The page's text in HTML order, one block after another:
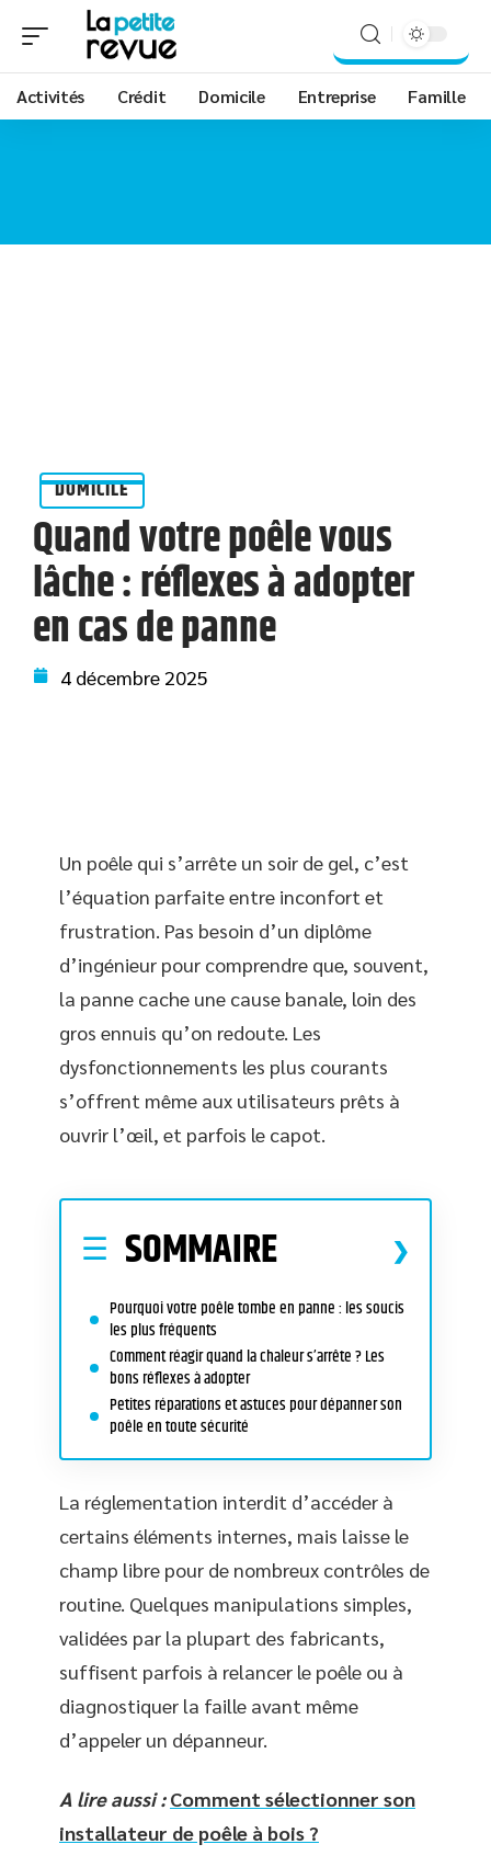
Activités Crédit Domicile Entreprise Famille
DOMICILE
Quand votre poêle vous
lâche : réflexes à adopter
en cas de panne
4 décembre 2025
Un poêle qui s’arrête un soir de gel, c’est
l’équation parfaite entre inconfort et
frustration. Pas besoin d’un diplôme
d’ingénieur pour comprendre que, souvent,
la panne cache une cause banale, loin des
gros ennuis qu’on redoute. Les
dysfonctionnements les plus courants
s’offrent même aux utilisateurs prêts à
ouvrir l’œil, et parfois le capot.
SOMMAIRE
Pourquoi votre poêle tombe en panne : les soucis
les plus fréquents
Comment réagir quand la chaleur s’arrête ? Les
bons réflexes à adopter
Petites réparations et astuces pour dépanner son
poêle en toute sécurité
La réglementation interdit d’accéder à
certains éléments internes, mais laisse le
champ libre pour de nombreux contrôles de
routine. Quelques manipulations simples,
validées par la plupart des fabricants,
suffisent parfois à relancer le poêle ou à
diagnostiquer la faille avant même
d’appeler un dépanneur.
A lire aussi : Comment sélectionner son
installateur de poêle à bois ?